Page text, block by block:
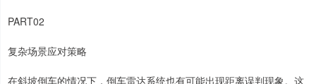
PART02
复杂场景应对策略
在斜坡倒车的情况下，倒车雷达系统也有可能出现距离误判现象。这